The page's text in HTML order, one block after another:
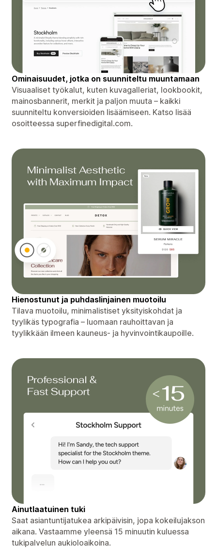
Ominaisuudet, jotka on suunniteltu muuntamaan
Visuaaliset työkalut, kuten kuvagalleriat, lookbookit,
mainosbannerit, merkit ja paljon muuta – kaikki
suunniteltu konversioiden lisäämiseen. Katso lisää
osoitteessa superfinedigital.com.
Hienostunut ja puhdaslinjainen muotoilu
Tilava muotoilu, minimalistiset yksityiskohdat ja
tyylikäs typografia – luomaan rauhoittavan ja
tyylikkään ilmeen kauneus- ja hyvinvointikaupoille.
Ainutlaatuinen tuki
Saat asiantuntijatukea arkipäivisin, jopa kokeilujakson
aikana. Vastaamme yleensä 15 minuutin kuluessa
tukipalvelun aukioloaikoina.